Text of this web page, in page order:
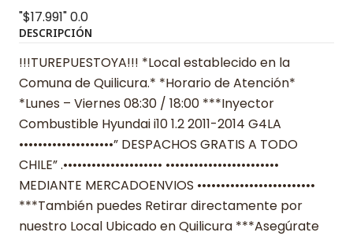
"$17.991"0.0
DESCRIPCIÓN
!!!TUREPUESTOYA!!! *Local establecido en la
Comuna de Quilicura.* *Horario de Atención*
*Lunes – Viernes 08:30 / 18:00 ***Inyector
Combustible Hyundai i10 1.2 2011-2014 G4LA
••••••••••••••••••••” DESPACHOS GRATIS A TODO
CHILE” .••••••••••••••••••••• ••••••••••••••••••••••••
MEDIANTE MERCADOENVIOS •••••••••••••••••••••••••
***También puedes Retirar directamente por
nuestro Local Ubicado en Quilicura ***Asegúrate